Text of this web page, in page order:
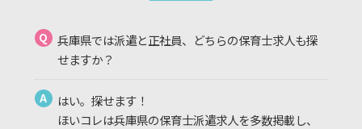
Q
兵庫県では派遣と正社員、どちらの保育士求人も探
せますか？
A
はい。探せます！
ほいコレは兵庫県の保育士派遣求人を多数掲載し、